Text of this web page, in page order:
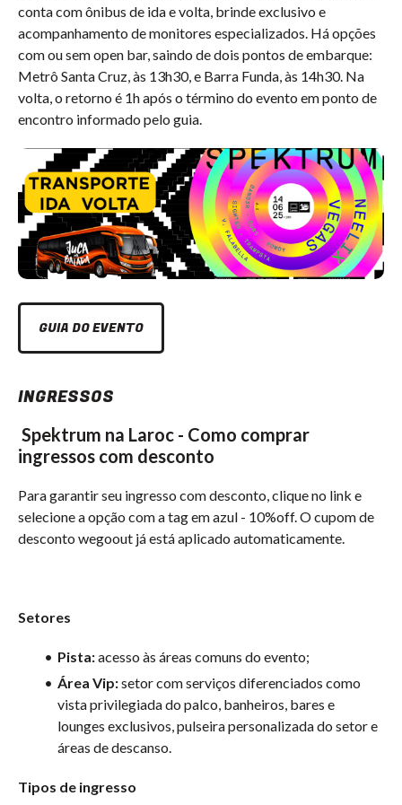
conta com ônibus de ida e volta, brinde exclusivo e
acompanhamento de monitores especializados. Há opções
com ou sem open bar, saindo de dois pontos de embarque:
Metrô Santa Cruz, às 13h30, e Barra Funda, às 14h30. Na
volta, o retorno é 1h após o término do evento em ponto de
encontro informado pelo guia.
GUIA DO EVENTO
INGRESSOS
Spektrum na Laroc - Como comprar
ingressos com desconto
Para garantir seu ingresso com desconto, clique no link e
selecione a opção com a tag em azul - 10%off. O cupom de
desconto wegoout já está aplicado automaticamente.
Setores
Pista:acesso às áreas comuns do evento;
Área Vip:setor com serviços diferenciados como
vista privilegiada do palco, banheiros, bares e
lounges exclusivos, pulseira personalizada do setor e
áreas de descanso.
Tipos de ingresso